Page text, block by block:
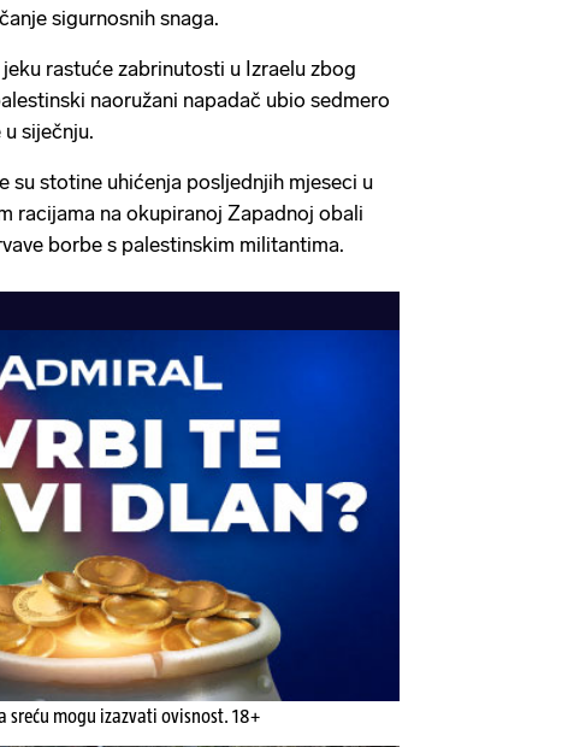
sigurnosnih snaga.
rastuće zabrinutosti u Izraelu zbog
naoružani napadač ubio sedmero
siječnju.
su stotine uhićenja posljednjih mjeseci u
racijama na okupiranoj Zapadnoj obali
borbe s palestinskim militantima.
sreću mogu izazvati ovisnost. 18+